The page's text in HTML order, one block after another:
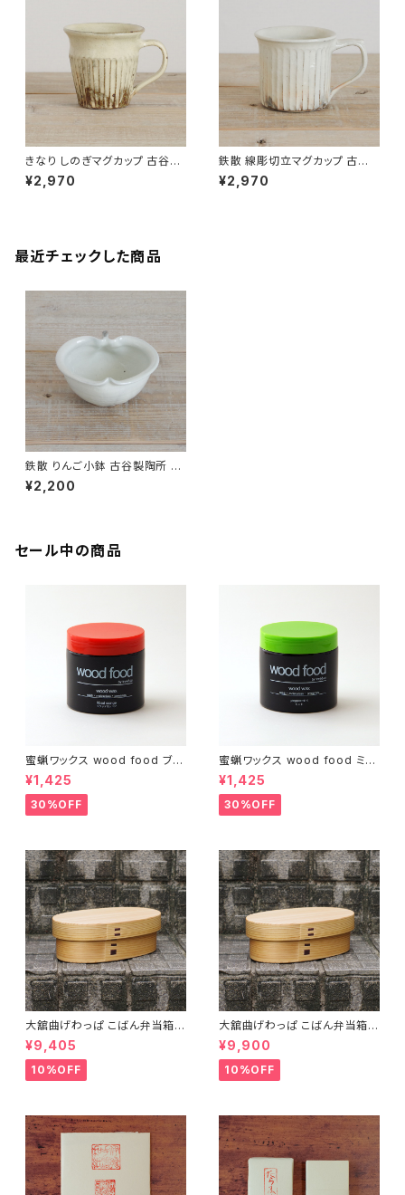
きなり しのぎマグカップ 古谷製
陶所 信楽焼【伝統工芸品】【民藝
品】【ギフト プレゼント】【父の日
¥2,970
鉄散 線彫切立マグカップ 古谷
製陶所 信楽焼【伝統工芸品】【民
藝品】【ギフト プレゼント】【父の
¥2,970
最近チェックした商品
鉄散 りんご小鉢 古谷製陶所 信
楽焼【伝統工芸品】【民藝品】【ギ
フト プレゼント】【父の日 お誕生
¥2,200
セール中の商品
蜜蝋ワックス wood food ブラ
ッドオレンジ【DIY】【木工】【ギフ
ト プレゼント】【父の日 お誕生
日】
¥1,425
30%OFF
蜜蝋ワックス wood food ミン
ト【DIY】【木工】【ギフト プレゼン
ト】【父の日 お誕生日】
¥1,425
30%OFF
大舘曲げわっぱ こばん弁当箱
（小） りょうび庵 秋田県大舘市
【伝統的工芸品】【民藝品】【ギフ
ト プレゼント】【父の日 お誕生
日】
¥9,405
10%OFF
大舘曲げわっぱ こばん弁当箱
（中） りょうび庵 秋田県大舘市
【伝統的工芸品】【民藝品】【ギフ
ト プレゼント】【父の日 お誕生
日】
¥9,900
10%OFF